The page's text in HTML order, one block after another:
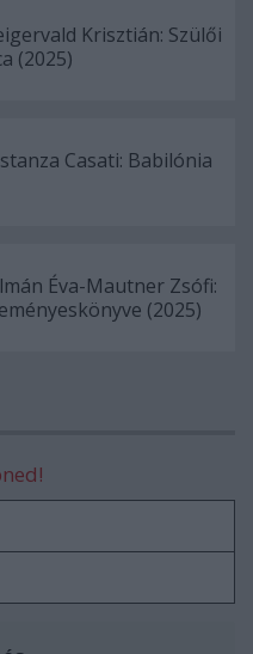
Krisztián: Szülői
(2025)
Casati: Babilónia
Éva-Mautner Zsófi:
(2025)